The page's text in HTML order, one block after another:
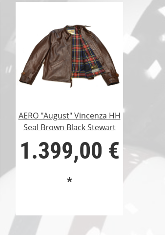
AERO "August" Vincenza HH
Seal Brown Black Stewart
1.399,00 €
*